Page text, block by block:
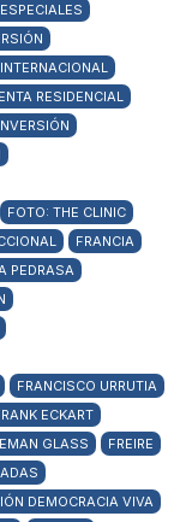
RESIDENCIAL
FOTO: THE CLINIC
FRANCIA
PEDRASA
FRANCISCO URRUTIA
ECKART
GLASS
FREIRE
DEMOCRACIA VIVA